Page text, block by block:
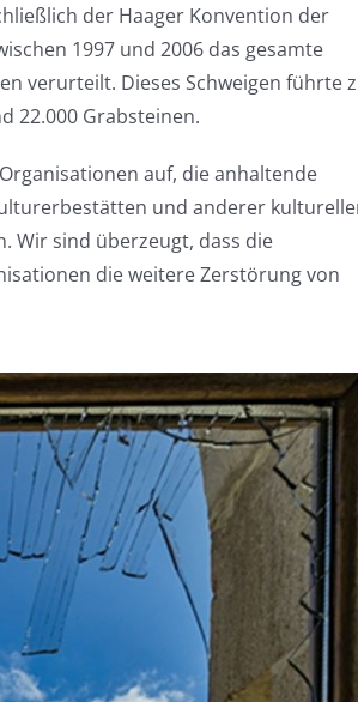
der Haager Konvention der
1997 und 2006 das gesamte
verurteilt. Dieses Schweigen führte
22.000 Grabsteinen.
auf, die anhaltende
und anderer
Wir sind überzeugt, dass die
die weitere Zerstörung von